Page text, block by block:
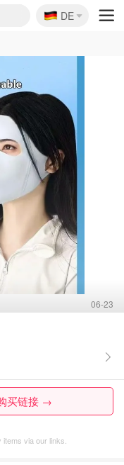
🇩🇪
DE
06-23
买链接 →
via our links.